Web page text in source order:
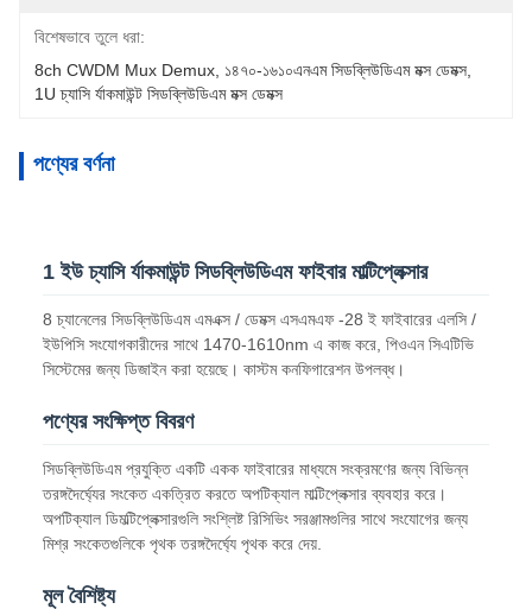
বিশেষভাবে তুলে ধরা:
8ch CWDM Mux Demux ১৪৭০-১৬১০এনএম সিডব্লিউডিএম মক্স ডেমক্স
1U চ্যাসি র্যাকমাউন্ট সিডব্লিউডিএম মক্স ডেমক্স
পণ্যের বর্ণনা
1 ইউ চ্যাসি র্যাকমাউন্ট সিডব্লিউডিএম ফাইবার মাল্টিপ্লেক্সার
8 চ্যানেলের সিডব্লিউডিএম এমএক্স / ডেমক্স এসএমএফ -28 ই ফাইবারের এলসি /
ইউপিসি সংযোগকারীদের সাথে 1470-1610nm এ কাজ করে, পিওএন সিএটিভি
সিস্টেমের জন্য ডিজাইন করা হয়েছে। কাস্টম কনফিগারেশন উপলব্ধ।
পণ্যের সংক্ষিপ্ত বিবরণ
সিডব্লিউডিএম প্রযুক্তি একটি একক ফাইবারের মাধ্যমে সংক্রমণের জন্য বিভিন্ন
তরঙ্গদৈর্ঘ্যের সংকেত একত্রিত করতে অপটিক্যাল মাল্টিপ্লেক্সার ব্যবহার করে।
অপটিক্যাল ডিমল্টিপ্লেক্সারগুলি সংশ্লিষ্ট রিসিভিং সরঞ্জামগুলির সাথে সংযোগের জন্য
মিশ্র সংকেতগুলিকে পৃথক তরঙ্গদৈর্ঘ্যে পৃথক করে দেয়.
মূল বৈশিষ্ট্য